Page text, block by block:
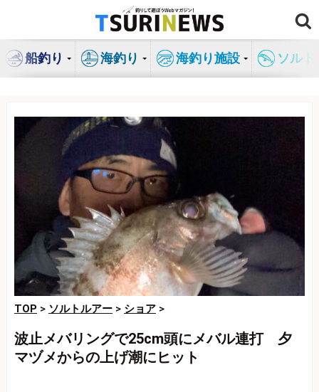
ン
船釣り 海釣り 海釣り施設 ソル
TOP > ソルトルアー > ショア >
波止メバリングで25cm頭にメバル連打 夕
マヅメからの上げ潮にヒット